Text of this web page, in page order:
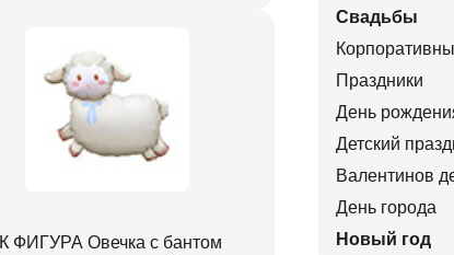
К ФИГУРА Овечка с бантом
Свадьбы
Праздники
День
Детский
Валентинов
День города
Новый год